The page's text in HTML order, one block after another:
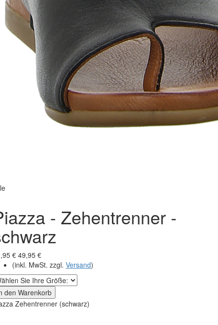
- Zehentrenner -
€ 49,95 €
(inkl. MwSt. zzgl. Versand)
den Warenkorb
Zehentrenner (schwarz)